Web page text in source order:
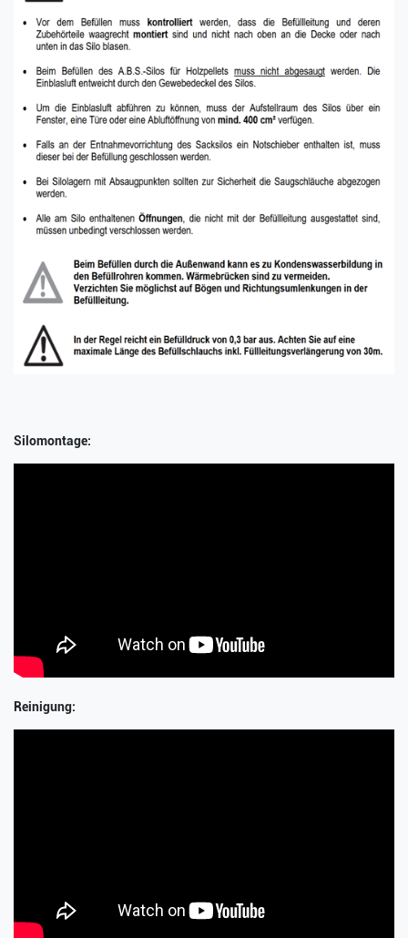
Silomontage:
Reinigung: